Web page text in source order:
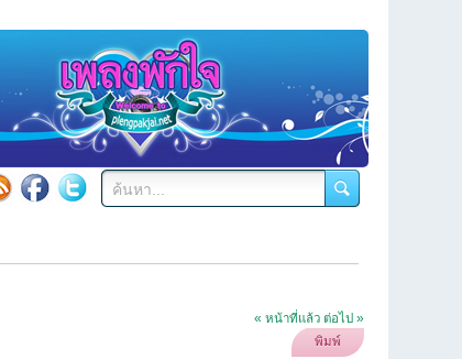
« หน้าที่แล้ว ต่อไป »
พิมพ์